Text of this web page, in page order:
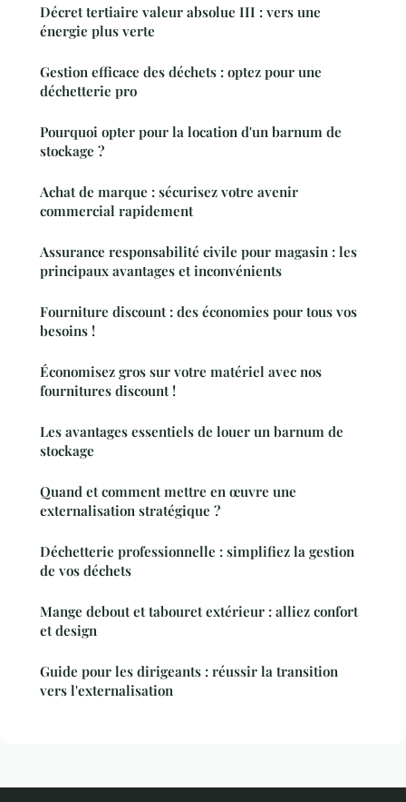
Décret tertiaire valeur absolue III : vers une
énergie plus verte
Gestion efficace des déchets : optez pour une
déchetterie pro
Pourquoi opter pour la location d'un barnum de
stockage ?
Achat de marque : sécurisez votre avenir
commercial rapidement
Assurance responsabilité civile pour magasin : les
principaux avantages et inconvénients
Fourniture discount : des économies pour tous vos
besoins !
Économisez gros sur votre matériel avec nos
fournitures discount !
Les avantages essentiels de louer un barnum de
stockage
Quand et comment mettre en œuvre une
externalisation stratégique ?
Déchetterie professionnelle : simplifiez la gestion
de vos déchets
Mange debout et tabouret extérieur : alliez confort
et design
Guide pour les dirigeants : réussir la transition
vers l'externalisation